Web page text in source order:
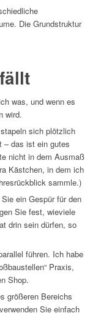
Die Grundstruktur
was, und wenn es
wird.
stapeln sich plötzlich
– das ist ein gutes
nicht in dem Ausmaß
Kästchen, in dem ich
sammle.)
ein Gespür für den
Sie fest, wieviele
drin sein dürfen, so
führen. Ich habe
Praxis,
Shop.
größeren Bereichs
Sie einfach